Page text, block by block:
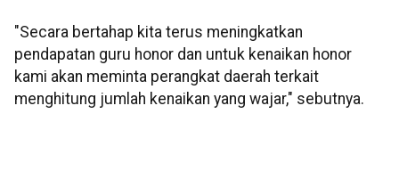
"Secara bertahap kita terus meningkatkan
pendapatan guru honor dan untuk kenaikan honor
kami akan meminta perangkat daerah terkait
menghitung jumlah kenaikan yang wajar," sebutnya.